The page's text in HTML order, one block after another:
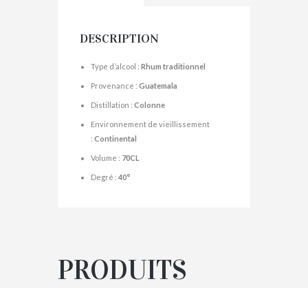
DESCRIPTION
Type d’alcool :Rhum traditionnel
Provenance :Guatemala
Distillation :Colonne
Environnement de vieillissement
:Continental
Volume : 70CL
Degré :40°
PRODUITS